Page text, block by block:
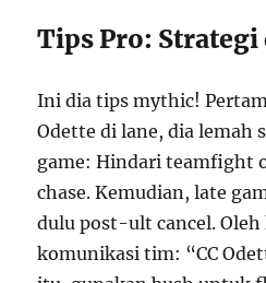
Tips Pro: Strategi
Ini dia tips mythic!
Odette di lane, dia lemah
game: Hindari teamfight
chase. Kemudian, late
dulu post-ult cancel. Oleh
komunikasi tim: “CC